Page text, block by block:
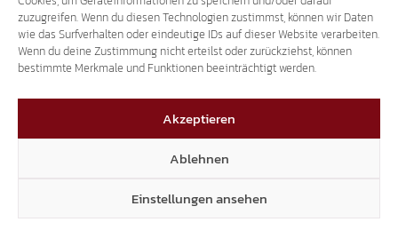
zuzugreifen. Wenn du diesen Technologien zustimmst, können wir Daten
wie das Surfverhalten oder eindeutige IDs auf dieser Website verarbeiten.
Wenn du deine Zustimmung nicht erteilst oder zurückziehst, können
bestimmte Merkmale und Funktionen beeinträchtigt werden.
Akzeptieren
Ablehnen
Einstellungen ansehen
16.07.2026
EINSTURZ JUSTIZPALAST BOZEN
ERANTWORTLICHE ZUR RECHENSCHAFT Z